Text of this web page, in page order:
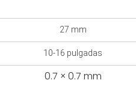
27 mm
10-16 pulgadas
0.7 × 0.7 mm